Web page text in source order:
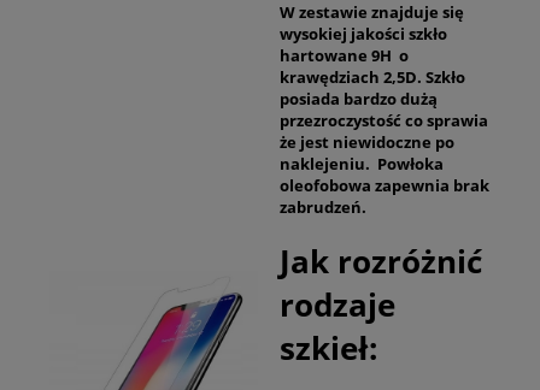
W zestawie znajduje się
wysokiej jakości szkło
hartowane 9H o
krawędziach 2,5D. Szkło
posiada bardzo dużą
przezroczystość co sprawia
że jest niewidoczne po
naklejeniu. Powłoka
oleofobowa zapewnia brak
zabrudzeń.
Jak rozróżnić
rodzaje
szkieł: